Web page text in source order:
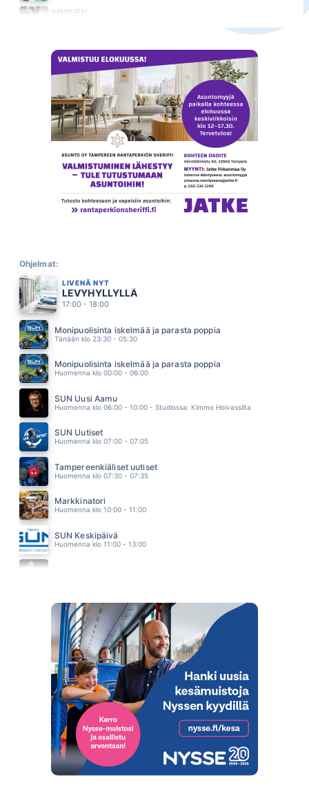
IHMINEN
MARISKA
13.03
VUOROLLAAN
KATRI YLANDER
12.55
AARRE
ULTRA BRA
12.51
SAIJA TUUPANEN
12.40
SAMAAN AIKAAN TOISAALLA
JUHA TAPIO
12.34
CHISU
12.20
P.S. VIELÄKIN
OLLIE
12.14
TOMMI LÄNTINEN
12.08
RESSU REDFORD
12.03
ANTTI RAISKI
11.56
Ohjelmat:
LIVENÄ NYT
LEVYHYLLYLLÄ
17:00 - 18:00
Monipuolisinta iskelmää ja parasta poppia
Tänään klo 23:30 - 05:30
Monipuolisinta iskelmää ja parasta poppia
Huomenna klo 00:00 - 06:00
SUN Uusi Aamu
Huomenna klo 06:00 - 10:00 - Studiossa: Kimmo Hoivassilta
SUN Uutiset
Huomenna klo 07:00 - 07:05
Tampereenkiäliset uutiset
Huomenna klo 07:30 - 07:35
Markkinatori
Huomenna klo 10:00 - 11:00
SUN Keskipäivä
Huomenna klo 11:00 - 13:00